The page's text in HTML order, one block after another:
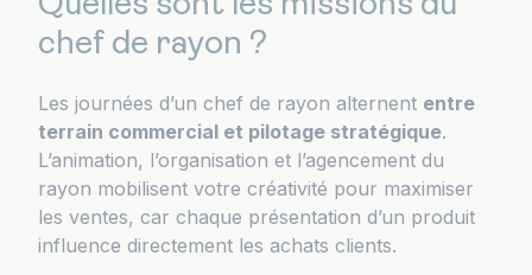
chef de rayon ?
Les journées d’un chef de rayon alternent entre
terrain commercial et pilotage stratégique.
L’animation, l’organisation et l’agencement du
rayon mobilisent votre créativité pour maximiser
les ventes, car chaque présentation d’un produit
influence directement les achats clients.